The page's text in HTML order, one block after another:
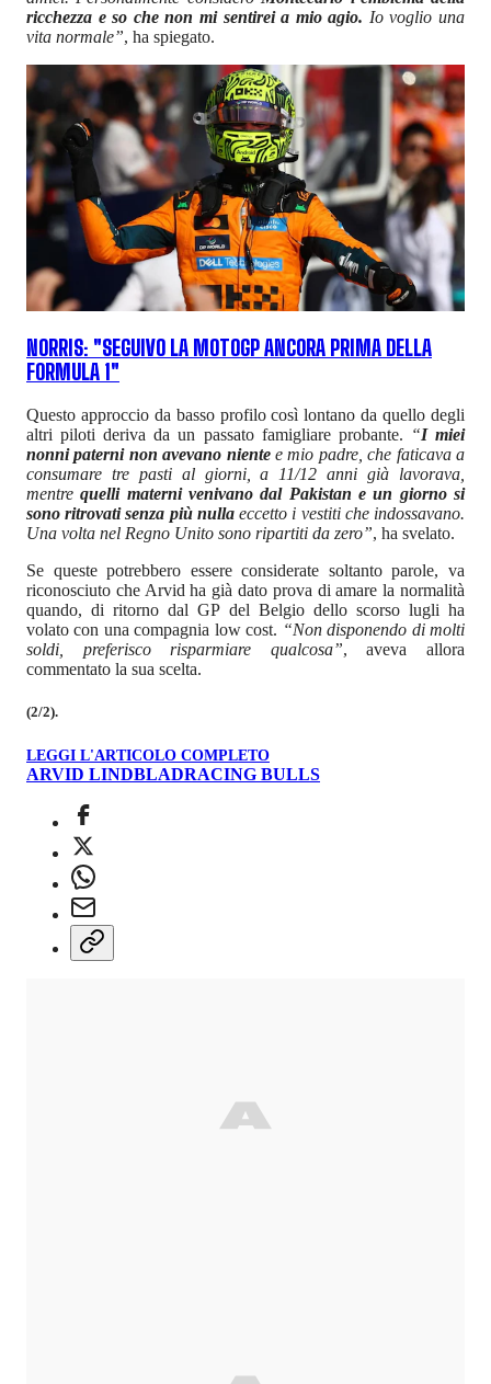
ricchezza e so che non mi sentirei a mio agio. Io voglio una
vita normale”, ha spiegato.
NORRIS: "SEGUIVO LA MOTOGP ANCORA PRIMA DELLA
FORMULA 1"
Questo approccio da basso profilo così lontano da quello degli
altri piloti deriva da un passato famigliare probante. “I miei
nonni paterni non avevano nientee mio padre, che faticava a
consumare tre pasti al giorni, a 11/12 anni già lavorava,
mentre quelli materni venivano dal Pakistan e un giorno si
sono ritrovati senza più nullaeccetto i vestiti che indossavano.
Una volta nel Regno Unito sono ripartiti da zero”, ha svelato.
Se queste potrebbero essere considerate soltanto parole, va
riconosciuto che Arvid ha già dato prova di amare la normalità
quando, di ritorno dal GP del Belgio dello scorso lugli ha
volato con una compagnia low cost. “Non disponendo di molti
soldi, preferisco risparmiare qualcosa”, aveva allora
commentato la sua scelta.
(2/2).
LEGGI L'ARTICOLO COMPLETO
ARVID LINDBLADRACING BULLS